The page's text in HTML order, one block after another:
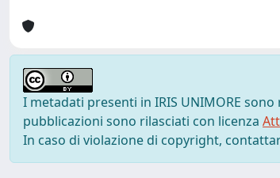
I metadati presenti in IRIS UNIMORE
pubblicazioni sono rilasciati con licenza
In caso di violazione di copyright,